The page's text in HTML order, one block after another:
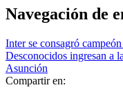
Navegación de
Inter se consagró
Desconocidos ingresan a
Asunción
Compartir en: